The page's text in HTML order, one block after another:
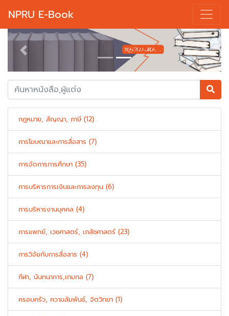
NPRU E-Book
Previous Next
กฎหมาย, สัญญา, ภาษี (12)
การโฆษณาและการสื่อสาร (7)
การจัดการการศึกษา (35)
การบริหารการเงินและการลงทุน (6)
การบริหารงานบุคคล (4)
การแพทย์, เวชศาสตร์, เภสัชศาสตร์ (23)
การวิจัยกับการสื่อสาร (4)
กีฬา, นันทนาการ,เกมกล (7)
ครอบครัว, ความสัมพันธ์, จิตวิทยา (1)